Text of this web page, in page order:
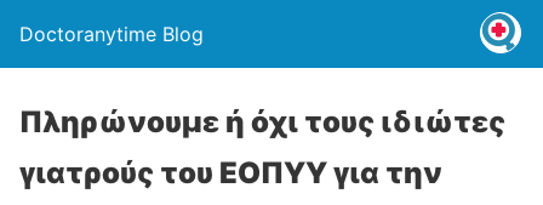
Doctoranytime Blog
Πληρώνουμε ή όχι τους ιδιώτες
γιατρούς του ΕΟΠΥΥ για την